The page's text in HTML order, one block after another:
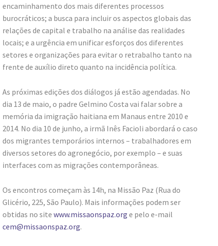
encaminhamento dos mais diferentes processos
burocráticos; a busca para incluir os aspectos globais das
relações de capital e trabalho na análise das realidades
locais; e a urgência em unificar esforços dos diferentes
setores e organizações para evitar o retrabalho tanto na
frente de auxílio direto quanto na incidência política.
As próximas edições dos diálogos já estão agendadas. No
dia 13 de maio, o padre Gelmino Costa vai falar sobre a
memória da imigração haitiana em Manaus entre 2010 e
2014. No dia 10 de junho, a irmã Inês Facioli abordará o caso
dos migrantes temporários internos – trabalhadores em
diversos setores do agronegócio, por exemplo – e suas
interfaces com as migrações contemporâneas.
Os encontros começam às 14h, na Missão Paz (Rua do
Glicério, 225, São Paulo). Mais informações podem ser
obtidas no site www.missaonspaz.org e pelo e-mail
cem@missaonspaz.org.